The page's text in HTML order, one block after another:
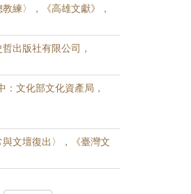
練〉，《高雄文獻》，
出版社有限公司，
：文化部文化資產局，
與文壇復出〉，《臺灣文